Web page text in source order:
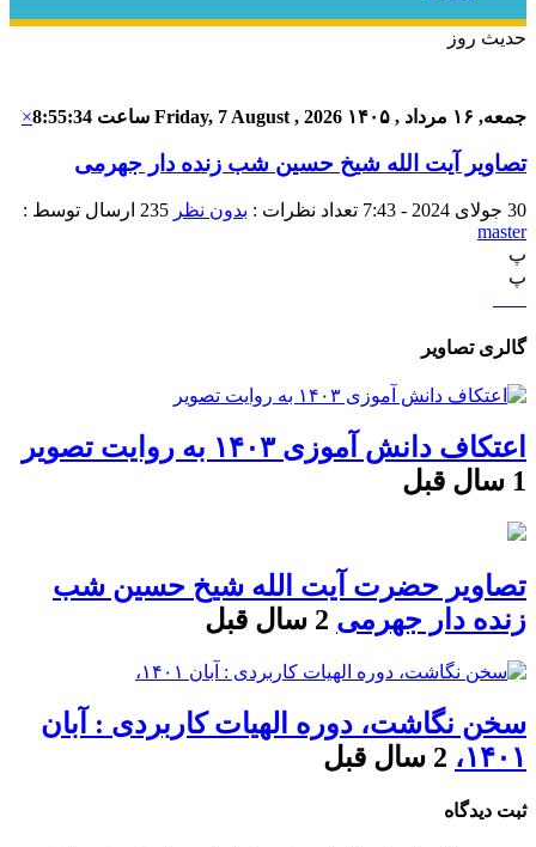
حدیث روز
جمعه, ۱۶ مرداد , ۱۴۰۵ Friday, 7 August , 2026 ساعت 8:55:35
×
تصاویر آیت الله شیخ حسین شب زنده دار جهرمی
30 جولای 2024 - 7:43 تعداد نظرات : بدون نظر
ارسال توسط :
master
پ
پ
گالری تصاویر
اعتکاف دانش آموزی ۱۴۰۳ به روایت تصویر
1 سال قبل
تصاویر حضرت آیت الله شیخ حسین شب
زنده دار جهرمی 2 سال قبل
سخن نگاشت، دوره الهیات کاربردی : آبان
۱۴۰۱،
2 سال قبل
ثبت دیدگاه